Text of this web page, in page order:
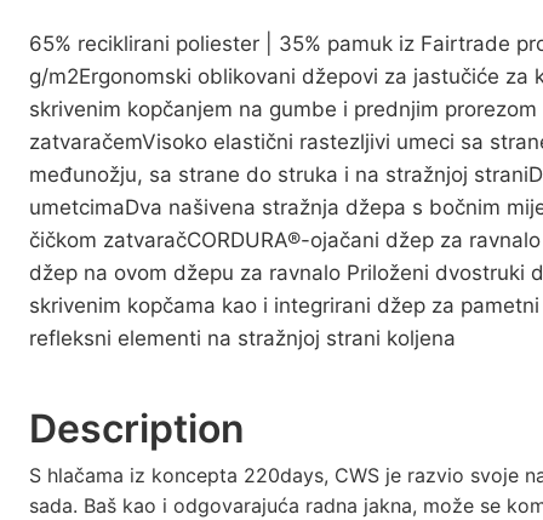
65% reciklirani poliester | 35% pamuk iz Fairtrade
g/m2Ergonomski oblikovani džepovi za jastučiće za
skrivenim kopčanjem na gumbe i prednjim
zatvaračemVisoko elastični rastezljivi umeci sa
međunožju, sa strane do struka i na stražnjoj
umetcimaDva našivena stražnja džepa s bočnim
čičkom zatvaračCORDURA®-ojačani džep za
džep na ovom džepu za ravnalo Priloženi dvostruki
skrivenim kopčama kao i integrirani džep za
refleksni elementi na stražnjoj strani koljena
Description
S hlačama iz koncepta 220days, CWS je razvio svoje
sada. Baš kao i odgovarajuća radna jakna, može se